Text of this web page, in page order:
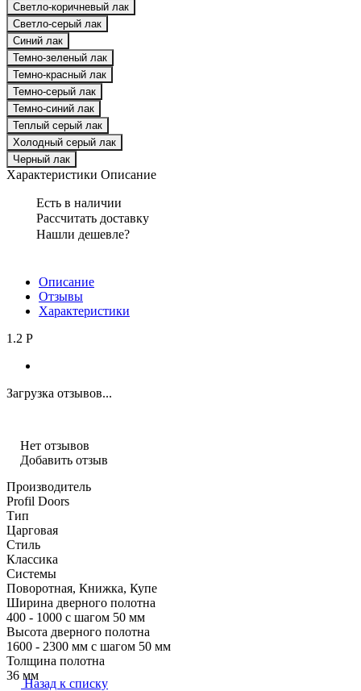
Светло-коричневый лак
Светло-серый лак
Синий лак
Темно-зеленый лак
Темно-красный лак
Темно-серый лак
Темно-синий лак
Теплый серый лак
Холодный серый лак
Черный лак
Характеристики Описание
Есть в наличии
Рассчитать доставку
Нашли дешевле?
Описание
Отзывы
Характеристики
1.2 P
Загрузка отзывов...
Нет отзывов
Добавить отзыв
Производитель
Profil Doors
Тип
Царговая
Стиль
Классика
Системы
Поворотная, Книжка, Купе
Ширина дверного полотна
400 - 1000 с шагом 50 мм
Высота дверного полотна
1600 - 2300 мм с шагом 50 мм
Толщина полотна
36 мм
Назад к списку